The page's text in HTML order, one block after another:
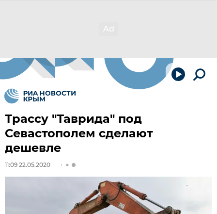
Трассу "Таврида" под
Севастополем сделают
дешевле
11:09 22.05.2020